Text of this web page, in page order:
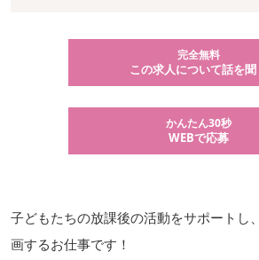
完全無料
この求人について話を聞
かんたん30秒
WEBで応募
子どもたちの放課後の活動をサポートし
画するお仕事です！